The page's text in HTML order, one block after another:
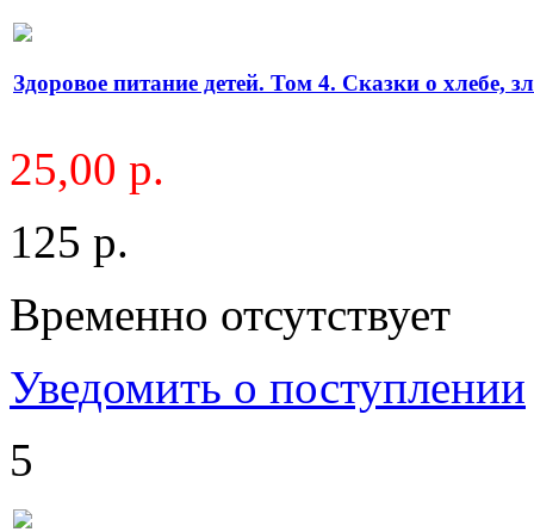
Здоровое питание детей. Том 4. Сказки о хлебе,
25,00 р.
125 р.
Временно отсутствует
Уведомить о поступлении
5